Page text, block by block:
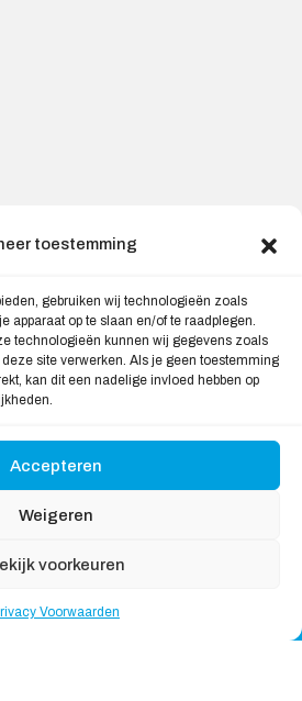
toestemming
gebruiken wij technologieën zoals
apparaat op te slaan en/of te raadplegen.
technologieën kunnen wij gegevens zoals
site verwerken. Als je geen toestemming
kan dit een nadelige invloed hebben op
Accepteren
Weigeren
voorkeuren
Voorwaarden
Katoenendraagtassen
reserved